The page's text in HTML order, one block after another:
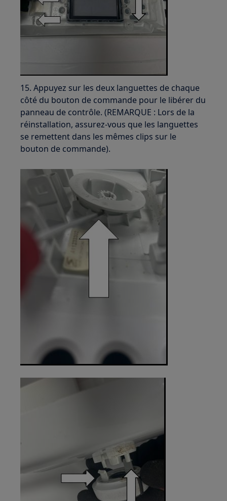
15. Appuyez sur les deux languettes de chaque
côté du bouton de commande pour le libérer du
panneau de contrôle. (REMARQUE : Lors de la
réinstallation, assurez-vous que les languettes
se remettent dans les mêmes clips sur le
bouton de commande).